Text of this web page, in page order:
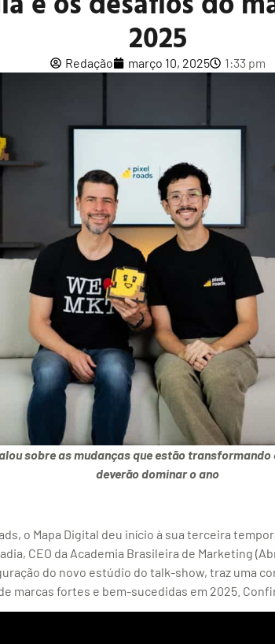
2025
Redação março 10, 2025 1:33 pm
sobre as mudanças que estão
deverão dominar o ano
o Mapa Digital deu início à sua terceira
CEO da Academia Brasileira de Marketing
do novo estúdio do talk-show, traz uma
marcas fortes e bem-sucedidas em 2025.